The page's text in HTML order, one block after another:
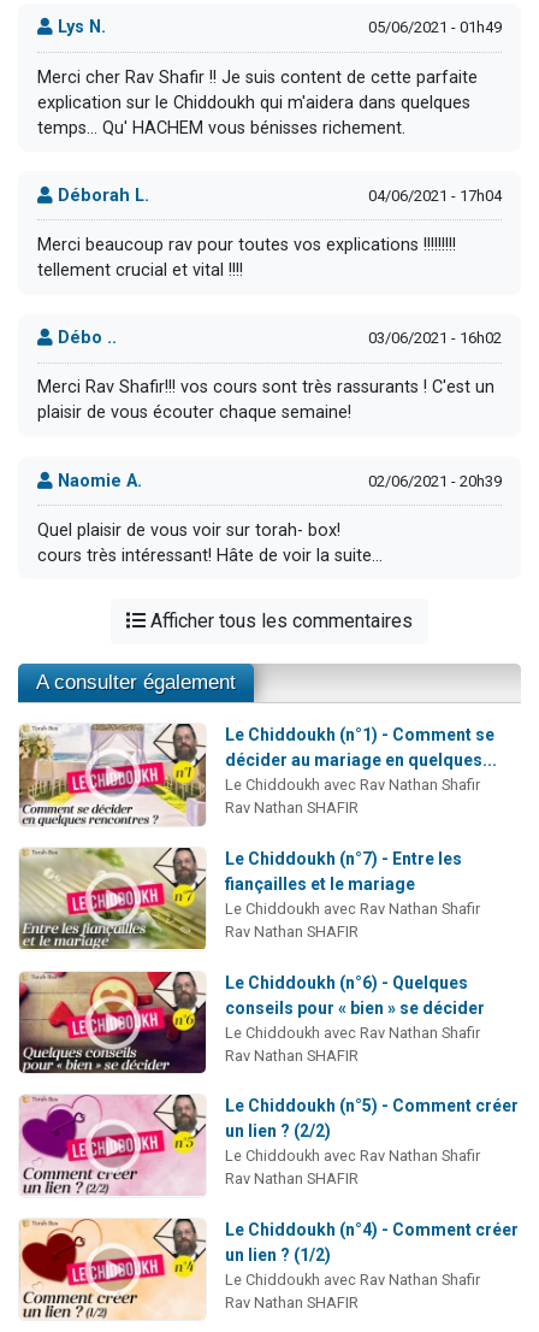
Lys N. 05/06/2021 - 01h49
Merci cher Rav Shafir !! Je suis content de cette parfaite
explication sur le Chiddoukh qui m'aidera dans quelques
temps... Qu' HACHEM vous bénisses richement.
Déborah L. 04/06/2021 - 17h04
Merci beaucoup rav pour toutes vos explications !!!!!!!!!
tellement crucial et vital !!!!
Débo .. 03/06/2021 - 16h02
Merci Rav Shafir!!! vos cours sont très rassurants ! C'est un
plaisir de vous écouter chaque semaine!
Naomie A. 02/06/2021 - 20h39
Quel plaisir de vous voir sur torah- box!
cours très intéressant! Hâte de voir la suite...
Afficher tous les commentaires
A consulter également
Le Chiddoukh (n°1) - Comment se
décider au mariage en quelques...
Le Chiddoukh avec Rav Nathan Shafir
Rav Nathan SHAFIR
Le Chiddoukh (n°7) - Entre les
fiançailles et le mariage
Le Chiddoukh avec Rav Nathan Shafir
Rav Nathan SHAFIR
Le Chiddoukh (n°6) - Quelques
conseils pour « bien » se décider
Le Chiddoukh avec Rav Nathan Shafir
Rav Nathan SHAFIR
Le Chiddoukh (n°5) - Comment créer
un lien ? (2/2)
Le Chiddoukh avec Rav Nathan Shafir
Rav Nathan SHAFIR
Le Chiddoukh (n°4) - Comment créer
un lien ? (1/2)
Le Chiddoukh avec Rav Nathan Shafir
Rav Nathan SHAFIR